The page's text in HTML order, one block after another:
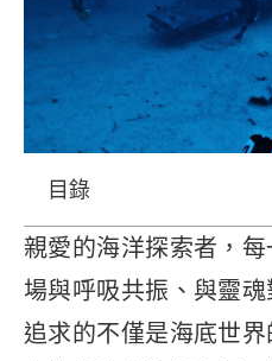
目錄
親愛的海洋探索者，
場與呼吸共振、與靈
追求的不僅是海底世